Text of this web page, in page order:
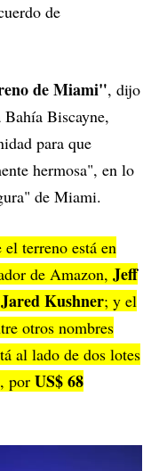
de
de Miami", dijo
Biscayne,
para que
hermosa", en lo
de Miami.
terreno está en
de Amazon, Jeff
Kushner; y el
otros nombres
al lado de dos lotes
por US$ 68